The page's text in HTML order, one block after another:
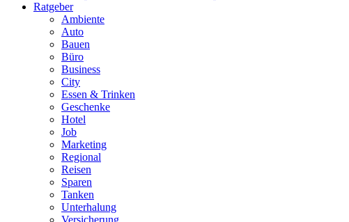
Ratgeber
Ambiente
Auto
Bauen
Büro
Business
City
Essen & Trinken
Geschenke
Hotel
Job
Marketing
Regional
Reisen
Sparen
Tanken
Unterhalung
Versicherung